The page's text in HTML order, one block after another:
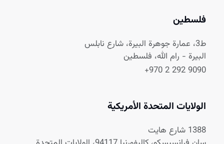
فلسطين
ط3، عمارة جوهرة البيرة، شارع نابلس
البيرة - رام الله، فلسطين
+970 2 292 9090
الولايات المتحدة الأمريكية
1388 شارع هايت